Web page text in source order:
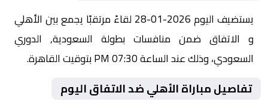
يستضيف اليوم 2026-01-28 لقاءً مرتقبًا يجمع بين الأهلي
و الاتفاق ضمن منافسات بطولة السعودية, الدوري
السعودي، وذلك عند الساعة 07:30 PM بتوقيت القاهرة.
تفاصيل مباراة الأهلي ضد الاتفاق اليوم